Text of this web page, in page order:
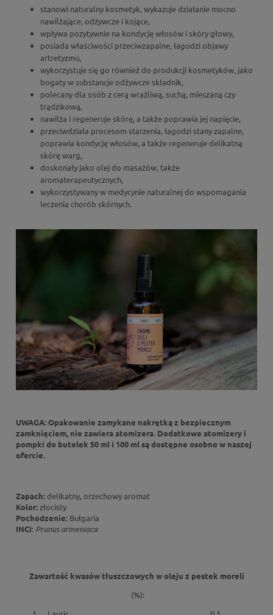
stanowi naturalny kosmetyk, wykazuje działanie mocno
nawilżające, odżywcze i kojące,
wpływa pozytywnie na kondycję włosów i skóry głowy,
posiada właściwości przeciwzapalne, łagodzi objawy
artretyzmu,
wykorzystuje się go również do produkcji kosmetyków, jako
bogaty w substancje odżywcze składnik,
polecany dla osób z cerą wrażliwą, suchą, mieszaną czy
trądzikową,
nawilża i regeneruje skórę, a także poprawia jej napięcie,
przeciwdziała procesom starzenia, łagodzi stany zapalne,
poprawia kondycję włosów, a także regeneruje delikatną
skórę warg,
doskonały jako olej do masażów, także
aromaterapeutycznych,
wykorzystywany w medycynie naturalnej do wspomagania
leczenia chorób skórnych.
UWAGA: Opakowanie zamykane nakrętką z bezpiecznym
zamknięciem, nie zawiera atomizera. Dodatkowe atomizery i
pompki do butelek 50 ml i 100 ml są dostępne osobno w naszej
ofercie.
Zapach:delikatny, orzechowy aromat
Kolor:złocisty
Pochodzenie: Bułgaria
INCI: Prunus armeniaca
Zawartość kwasów tłuszczowych w oleju z pestek moreli
(%):